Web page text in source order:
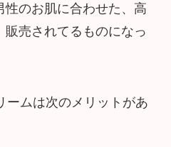
性のお肌に合わせた、高
売されてるものになっ
ームは次のメリットがあ